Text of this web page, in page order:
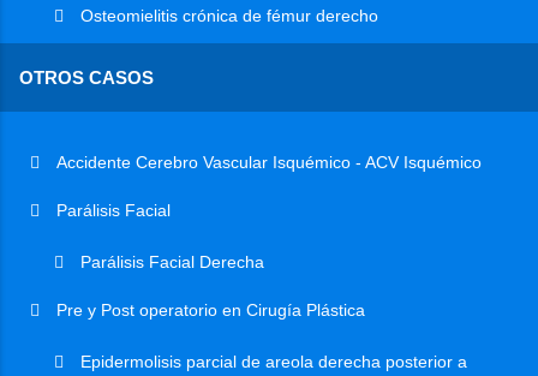
Osteomielitis crónica de fémur derecho
OTROS CASOS
Accidente Cerebro Vascular Isquémico - ACV Isquémico
Parálisis Facial
Parálisis Facial Derecha
Pre y Post operatorio en Cirugía Plástica
Epidermolisis parcial de areola derecha posterior a